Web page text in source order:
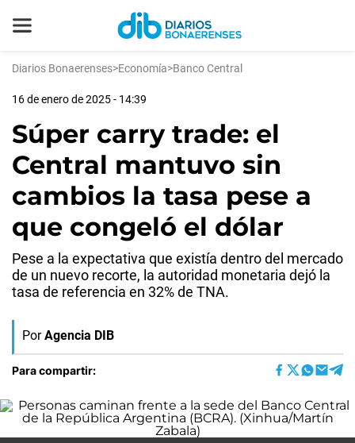
Diarios Bonaerenses>Economía>Banco Central
16 de enero de 2025 - 14:39
Súper carry trade: el
Central mantuvo sin
cambios la tasa pese a
que congeló el dólar
Pese a la expectativa que existía dentro del mercado
de un nuevo recorte, la autoridad monetaria dejó la
tasa de referencia en 32% de TNA.
Por Agencia DIB
Para compartir: